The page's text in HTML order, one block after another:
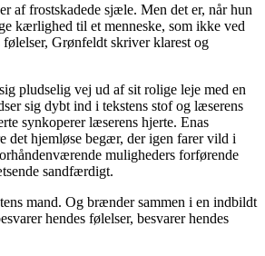
af frostskadede sjæle. Men det er, når hun
kærlighed til et menneske, som ikke ved
følelser, Grønfeldt skriver klarest og
pludselig vej ud af sit rolige leje med en
sig dybt ind i tekstens stof og læserens
synkoperer læserens hjerte. Enas
det hjemløse begær, der igen farer vild i
muligheders forførende
sandfærdigt.
mand. Og brænder sammen i en indbildt
hendes følelser, besvarer hendes